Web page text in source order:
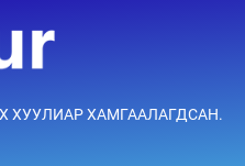
30 мин
мин
ХУУЛИАР ХАМГААЛАГДСАН.